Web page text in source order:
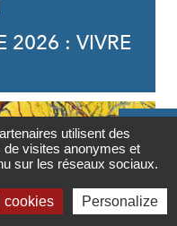
Contact

Newsletter
2026 : VIVRE
utilisent des
visites anonymes et
sur les réseaux sociaux.
cookies Personalize